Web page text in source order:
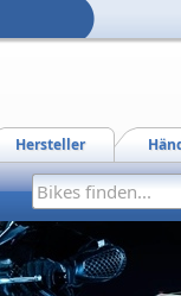
Hersteller